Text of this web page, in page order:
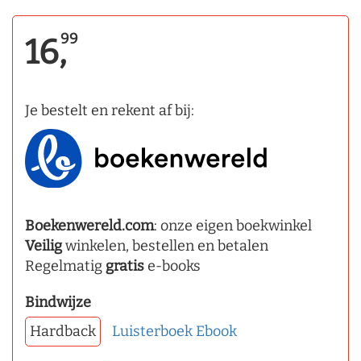
16,99
Je bestelt en rekent af bij:
Boekenwereld.com: onze eigen boekwinkel
Veiligwinkelen, bestellen en betalen
Regelmatig gratise-books
Bindwijze
Hardback
Luisterboek Ebook